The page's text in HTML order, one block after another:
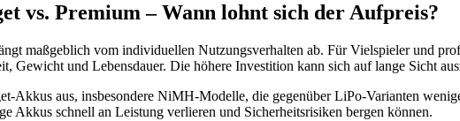
vs. Premium – Wann lohnt sich der Aufpreis?
maßgeblich vom individuellen Nutzungsverhalten ab. Für Vielspieler und
Gewicht und Lebensdauer. Die höhere Investition kann sich auf lange Sicht
Akkus aus, insbesondere NiMH-Modelle, die gegenüber LiPo-Varianten
Akkus schnell an Leistung verlieren und Sicherheitsrisiken bergen können.